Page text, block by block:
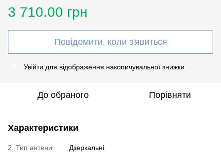
3 710.00 грн
Повідомити, коли з'явиться
Увійти для відображення накопичувальної знижки
До обраного Порівняти
Характеристики
2. Тип антени
Дзеркальні